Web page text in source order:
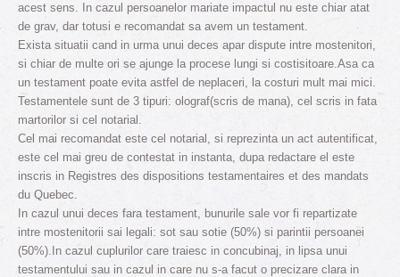
acest sens. In cazul persoanelor mariate impactul nu este chiar atat
de grav, dar totusi e recomandat sa avem un testament.
Exista situatii cand in urma unui deces apar dispute intre mostenitori,
si chiar de multe ori se ajunge la procese lungi si costisitoare.Asa ca
un testament poate evita astfel de neplaceri, la costuri mult mai mici.
Testamentele sunt de 3 tipuri: olograf(scris de mana), cel scris in fata
martorilor si cel notarial.
Cel mai recomandat este cel notarial, si reprezinta un act autentificat,
este cel mai greu de contestat in instanta, dupa redactare el este
inscris in Registres des dispositions testamentaires et des mandats
du Quebec.
In cazul unui deces fara testament, bunurile sale vor fi repartizate
intre mostenitorii sai legali: sot sau sotie (50%) si parintii persoanei
(50%).In cazul cuplurilor care traiesc in concubinaj, in lipsa unui
testamentului sau in cazul in care nu s-a facut o precizare clara in